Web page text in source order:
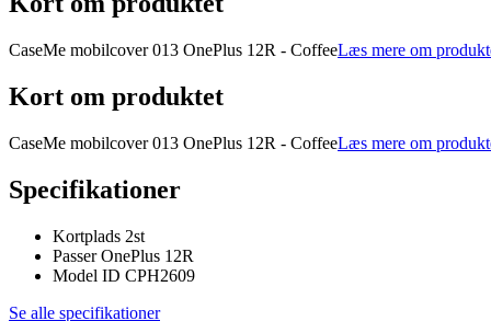
CaseMe mobilcover 013 OnePlus 12R - CoffeeLæs mere om
Kort om produktet
CaseMe mobilcover 013 OnePlus 12R - CoffeeLæs mere om
Specifikationer
Kortplads 2st
Passer OnePlus 12R
Model ID CPH2609
Se alle specifikationer